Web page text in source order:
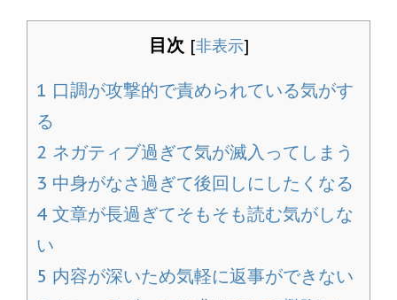
目次 [非表示]
1 口調が攻撃的で責められている気がす
る
2 ネガティブ過ぎて気が滅入ってしまう
3 中身がなさ過ぎて後回しにしたくなる
4 文章が長過ぎてそもそも読む気がしな
い
5 内容が深いため気軽に返事ができない